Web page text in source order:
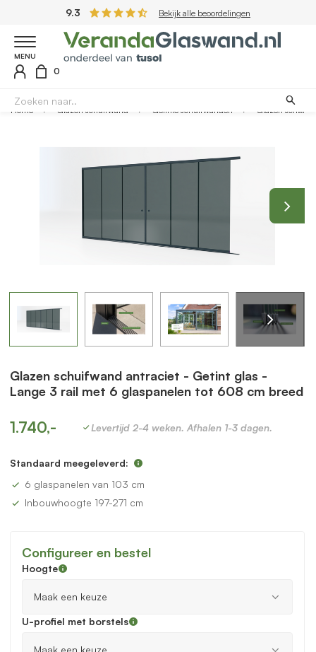
9.3 Bekijk alle beoordelingen
MENU
0
Home Glazen schuifwand Getinte schuifwanden Glazen schuifwand antraciet - Getint glas - Lange 3 rail met 6 glaspanelen tot 608 cm breed
Glazen schuifwand antraciet - Getint glas -
Lange 3 rail met 6 glaspanelen tot 608 cm breed
1.740,- Levertijd 2-4 weken. Afhalen 1-3 dagen.
Standaard meegeleverd:
6 glaspanelen van 103 cm
Inbouwhoogte 197-271 cm
Configureer en bestel
Hoogte
U-profiel met borstels